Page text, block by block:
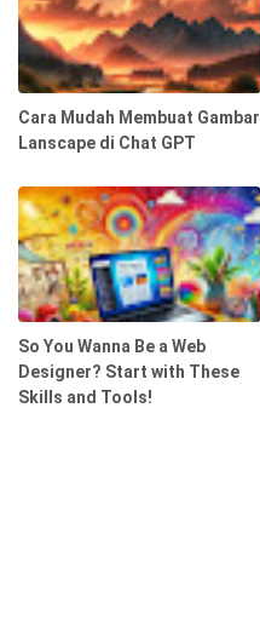
Cara Mudah Membuat Gambar
Lanscape di Chat GPT
So You Wanna Be a Web
Designer? Start with These
Skills and Tools!